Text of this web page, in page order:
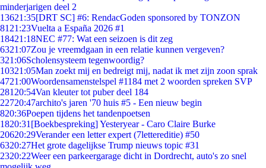
minderjarigen deel 2
13621:35[DRT SC] #6: RendacGoden sponsored by TONZON
81 21:23Vuelta a España 2026 #1
18421:18NEC #77: Wat een seizoen is dit zeg
6321:07Zou je vreemdgaan in een relatie kunnen vergeven?
321:06Scholensysteem tegenwoordig?
10321:05Man zoekt mij en bedreigt mij, nadat ik met zijn zoon sprak
4721:00Woordensamenstelspel #1184 met 2 woorden spreken SVP
281 20:54Van kleuter tot puber deel 184
22720:47archito's jaren '70 huis #5 - Een nieuw begin
820:36Poepen tijdens het tandenpoetsen
1820:31 [Boekbespreking] Yesteryear - Caro Claire Burke
20620:29Verander een letter expert (7lettereditie) #50
6320:27Het grote dagelijkse Trump nieuws topic #31
2320:22Weer een parkeergarage dicht in Dordrecht, auto's zo snel